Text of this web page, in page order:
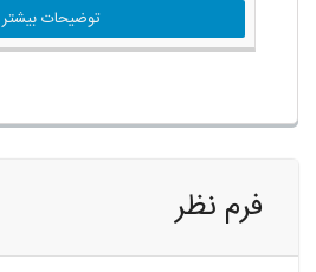
توضیحات بیشتر
فرم نظر